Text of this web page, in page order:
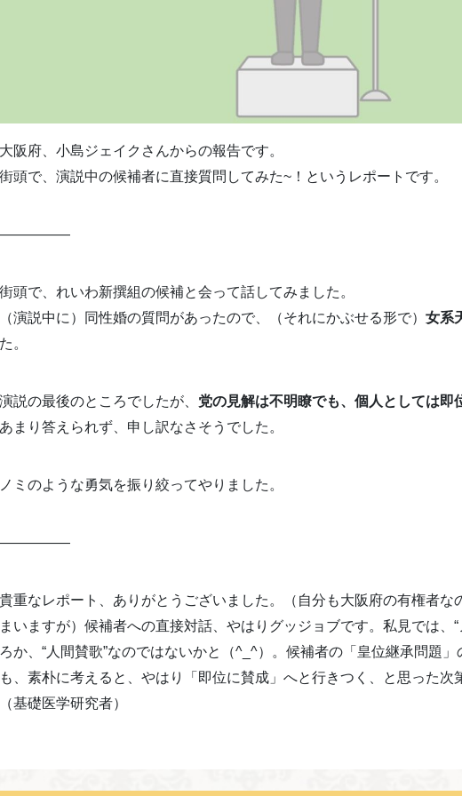
大阪府、小島ジェイクさんからの報告です。
街頭で、演説中の候補者に直接質問してみた~！というレポートです。
—————
街頭で、れいわ新撰組の候補と会って話してみました。
（演説中に）同性婚の質問があったので、（それにかぶせる形で） 女系
た。
演説の最後のところでしたが、 党の見解は不明瞭でも、個人としては即
あまり答えられず、申し訳なさそうでした。
ノミのような勇気を振り絞ってやりました。
—————
貴重なレポート、ありがとうございました。（自分も大阪府の有権者な
まいますが）候補者への直接対話、やはりグッジョブです。私見では、“
ろか、“人間賛歌”なのではないかと（^_^）。候補者の「皇位継承問題
も、素朴に考えると、やはり「即位に賛成」へと行きつく、と思った次
（基礎医学研究者）